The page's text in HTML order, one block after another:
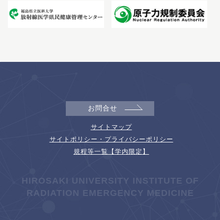
お問合せ
サイトマップ
サイトポリシー・プライバシーポリシー
規程等一覧【学内限定】
HIROSAKI UNIVERSITY INSTITUTE OF
RADIATION EMERGENCY MEDICINE